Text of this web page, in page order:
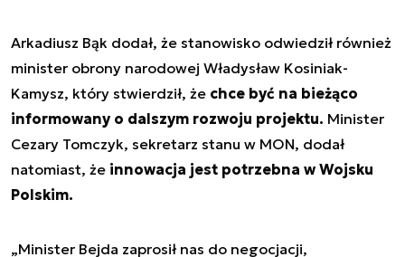
Arkadiusz Bąk dodał, że stanowisko odwiedził również
minister obrony narodowej Władysław Kosiniak-
Kamysz, który stwierdził, że chce być na bieżąco
informowany o dalszym rozwoju projektu. Minister
Cezary Tomczyk, sekretarz stanu w MON, dodał
natomiast, że innowacja jest potrzebna w Wojsku
Polskim.
„Minister Bejda zaprosił nas do negocjacji,